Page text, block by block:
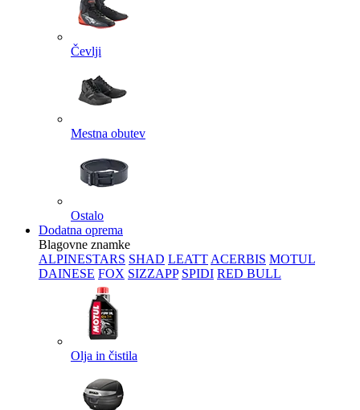
Čevlji
Mestna obutev
Ostalo
Dodatna oprema
Blagovne znamke
ALPINESTARS SHAD LEATT ACERBIS MOTUL
DAINESE FOX SIZZAPP SPIDI RED BULL
Olja in čistila